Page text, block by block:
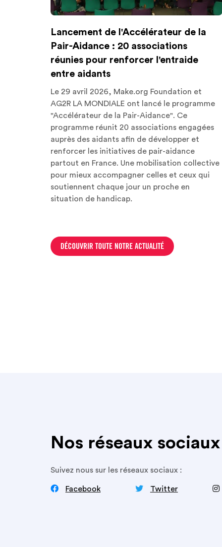
Lancement de l'Accélérateur de la
Pair-Aidance : 20 associations
réunies pour renforcer l'entraide
entre aidants
Le 29 avril 2026, Make.org Foundation et
AG2R LA MONDIALE ont lancé le programme
"Accélérateur de la Pair-Aidance". Ce
programme réunit 20 associations engagées
auprès des aidants afin de développer et
renforcer les initiatives de pair-aidance
partout en France. Une mobilisation collective
pour mieux accompagner celles et ceux qui
soutiennent chaque jour un proche en
situation de handicap.
DÉCOUVRIR TOUTE NOTRE ACTUALITÉ
Nos réseaux sociaux
Suivez nous sur les réseaux sociaux :
 Facebook  Twitter ‍